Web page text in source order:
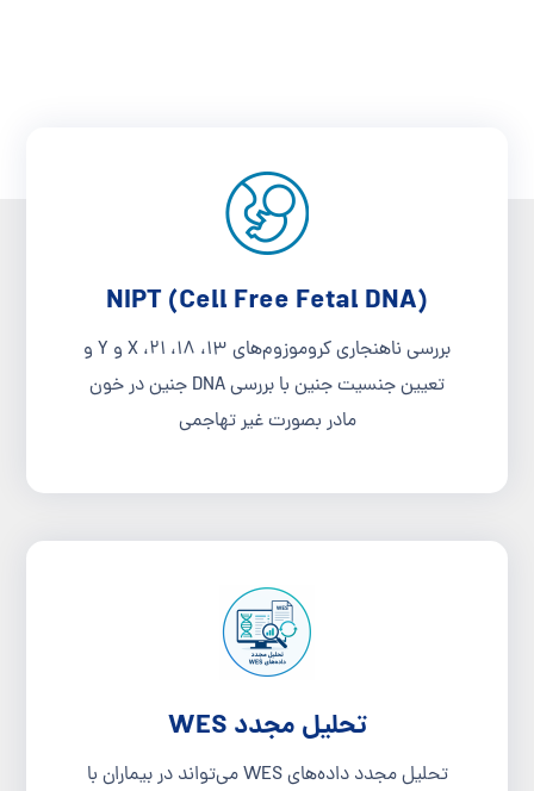
NIPT (Cell Free Fetal DNA)
بررسی ناهنجاری­ کروموزوم‌­های 13، 18، 21، X و Y و
تعیین جنسیت جنین با بررسی DNA جنین در خون
مادر بصورت غیر تهاجمی
تحلیل مجدد WES
تحلیل مجدد داده‌های WES می‌تواند در بیماران با